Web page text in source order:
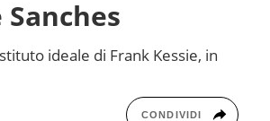
ideale di Frank Kessie, in
CONDIVIDI